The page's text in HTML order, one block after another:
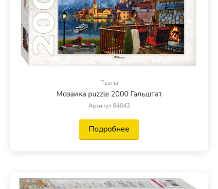
Пазлы
Мозаика puzzle 2000 Гальштат
Артикул 84043
Подробнее